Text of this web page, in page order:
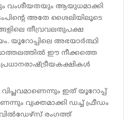
വംശീയതയും ആയുധമാക്കി
അതേ ശൈലിയിലൂടെ
തീവ്രവലതുപക്ഷ
യൂറോപ്പിലെ അഭയാര്‍ത്ഥി
ഈ നീക്കത്തെ
വിപ്ലവമാണെന്നും ഇത് യൂറോപ്പ്
വ്യക്തമാക്കി ഡച്ച് ഫ്രീഡം
വില്‍ഡേഴ്‌സ് രംഗത്ത്